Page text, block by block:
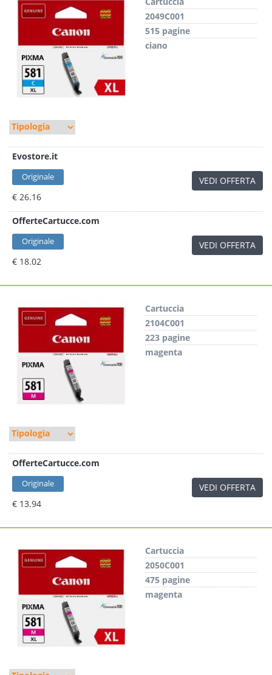
2049C001
515 pagine
ciano
Evostore.it
Originale
€ 26.16
VEDI OFFERTA
OfferteCartucce.com
Originale
€ 18.02
VEDI OFFERTA
Cartuccia
2104C001
223 pagine
magenta
OfferteCartucce.com
Originale
€ 13.94
VEDI OFFERTA
Cartuccia
2050C001
475 pagine
magenta